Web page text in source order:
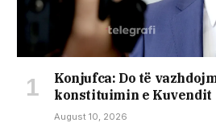
Konjufca: Do të
konstituimin e Kuvendit
August 10, 2026